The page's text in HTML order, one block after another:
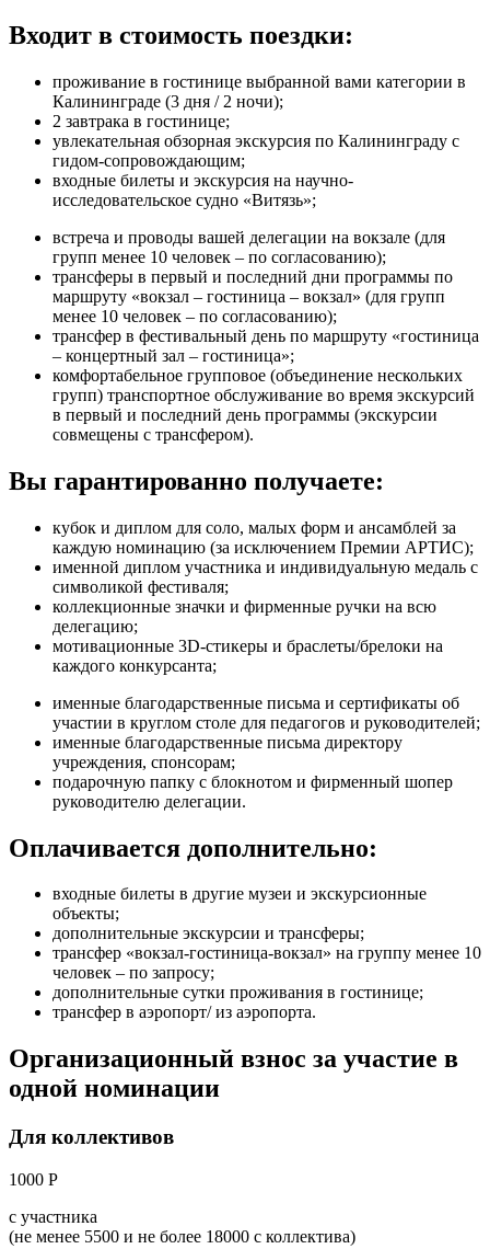
Входит в стоимость поездки:
проживание в гостинице выбранной вами категории в
Калининграде (3 дня / 2 ночи);
2 завтрака в гостинице;
увлекательная обзорная экскурсия по Калининграду с
гидом-сопровождающим;
входные билеты и экскурсия на научно-
исследовательское судно «Витязь»;
встреча и проводы вашей делегации на вокзале (для
групп менее 10 человек – по согласованию);
трансферы в первый и последний дни программы по
маршруту «вокзал – гостиница – вокзал» (для групп
менее 10 человек – по согласованию);
трансфер в фестивальный день по маршруту «гостиница
– концертный зал – гостиница»;
комфортабельное групповое (объединение нескольких
групп) транспортное обслуживание во время экскурсий
в первый и последний день программы (экскурсии
совмещены с трансфером).
Вы гарантированно получаете:
кубок и диплом для соло, малых форм и ансамблей за
каждую номинацию (за исключением Премии АРТИС);
именной диплом участника и индивидуальную медаль с
символикой фестиваля;
коллекционные значки и фирменные ручки на всю
делегацию;
мотивационные 3D-стикеры и браслеты/брелоки на
каждого конкурсанта;
именные благодарственные письма и сертификаты об
участии в круглом столе для педагогов и руководителей;
именные благодарственные письма директору
учреждения, спонсорам;
подарочную папку с блокнотом и фирменный шопер
руководителю делегации.
Оплачивается дополнительно:
входные билеты в другие музеи и экскурсионные
объекты;
дополнительные экскурсии и трансферы;
трансфер «вокзал-гостиница-вокзал» на группу менее 10
человек – по запросу;
дополнительные сутки проживания в гостинице;
трансфер в аэропорт/ из аэропорта.
Организационный взнос за участие в
одной номинации
Для коллективов
1000 Р
с участника
(не менее 5500 и не более 18000 с коллектива)